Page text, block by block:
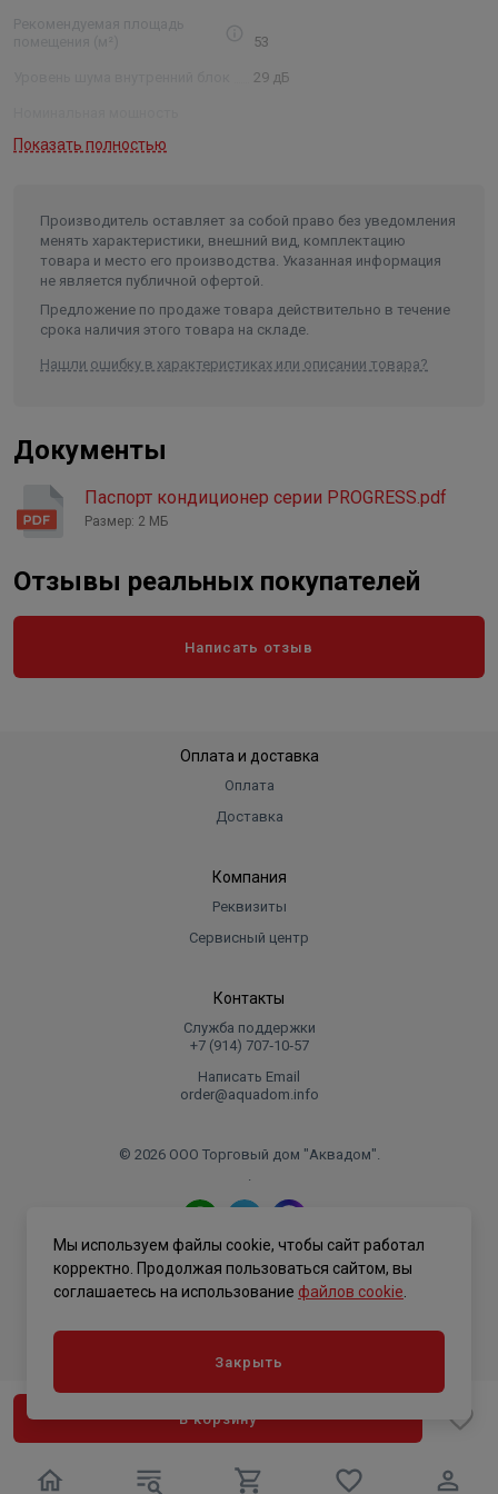
В корзину
Рекомендуемая площадь
53
29 дБ
Размеры внешнего блока (ШхВхГ) 85,3×60,2×34,9 см
Размеры упаковки внутреннего
блока (ШхВхГ)
99×38×26,5 см
Размеры упаковки внешнего
блока (ШхВхГ)
89×62,8×38,5 см
Вес нетто/брутто внутреннего
Диаметр труб (жидкость/газ)
Масса предзаправленого
хладагента
Показать полностью
Производитель оставляет за собой право без уведомления
менять характеристики, внешний вид, комплектацию
товара и место его производства. Указанная информация
не является публичной офертой.
Предложение по продаже товара действительно в течение
срока наличия этого товара на складе.
Нашли ошибку в характеристиках или описании товара?
Документы
Паспорт кондиционер серии PROGRESS.pdf
Размер: 2 МБ
Отзывы реальных покупателей
Написать отзыв
Оплата и доставка
Оплата
Доставка
Компания
Реквизиты
Сервисный центр
Контакты
Служба поддержки
+7 (914) 707‑10‑57
Написать Email
order@aquadom.info
© 2026 ООО Торговый дом "Аквадом".
.
Политика конфиденциальности
Мы используем файлы cookie, чтобы сайт работал
корректно. Продолжая пользоваться сайтом, вы
соглашаетесь на использование файлов cookie
Закрыть